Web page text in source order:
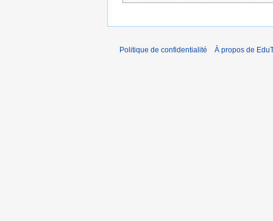
Politique de confidentialité À propos de